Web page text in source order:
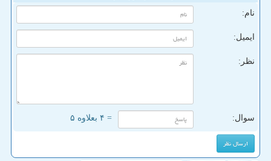
نام:
ایمیل:
نظر:
سوال: = ۴ بعلاوه ۵